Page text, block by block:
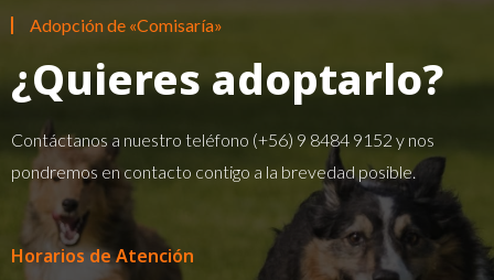
Adopción de «Comisaría»
¿Quieres adoptarlo?
Contáctanos a nuestro teléfono (+56) 9 8484 9152 y nos
pondremos en contacto contigo a la brevedad posible.
Horarios de Atención